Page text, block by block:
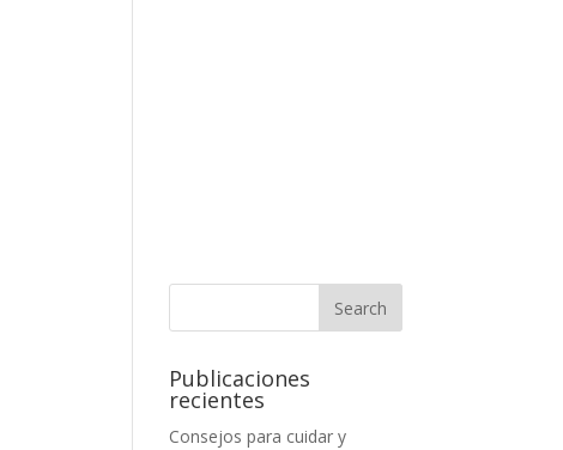
Publicaciones
recientes
Consejos para cuidar y